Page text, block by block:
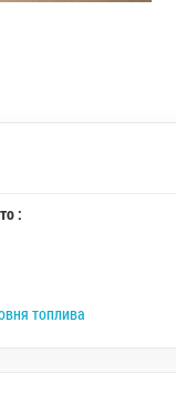
:
топлива